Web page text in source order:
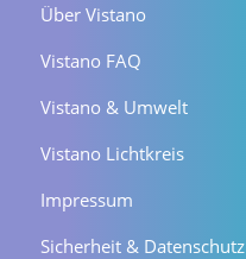
Über Vistano
Vistano FAQ
Vistano & Umwelt
Vistano Lichtkreis
Impressum
Sicherheit & Datenschutz